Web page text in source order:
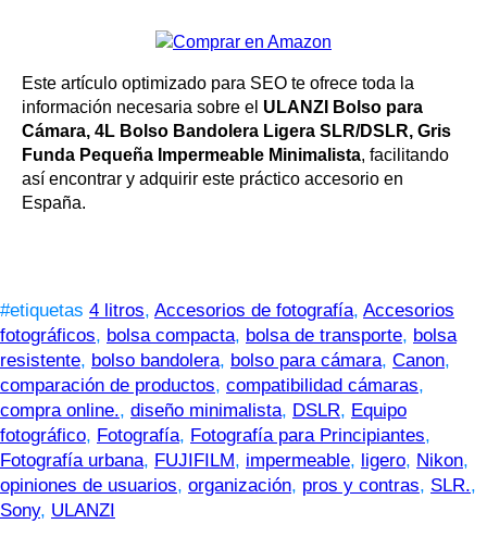
Este artículo optimizado para SEO te ofrece toda la
información necesaria sobre el ULANZI Bolso para
Cámara, 4L Bolso Bandolera Ligera SLR/DSLR, Gris
Funda Pequeña Impermeable Minimalista, facilitando
así encontrar y adquirir este práctico accesorio en
España.
#etiquetas 4 litros, Accesorios de fotografía, Accesorios
fotográficos, bolsa compacta, bolsa de transporte, bolsa
resistente, bolso bandolera, bolso para cámara, Canon,
comparación de productos, compatibilidad cámaras,
compra online., diseño minimalista, DSLR, Equipo
fotográfico, Fotografía, Fotografía para Principiantes,
Fotografía urbana, FUJIFILM, impermeable, ligero, Nikon,
opiniones de usuarios, organización, pros y contras, SLR.,
Sony, ULANZI